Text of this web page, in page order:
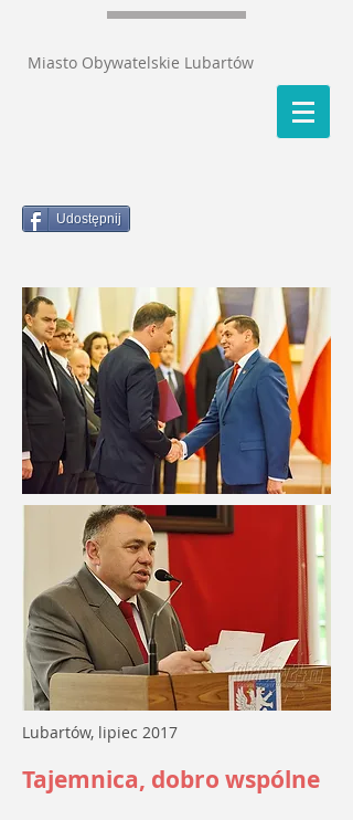
Miasto Obywatelskie Lubartów
Udostępnij
Lubartów, lipiec 2017
Tajemnica, dobro wspólne